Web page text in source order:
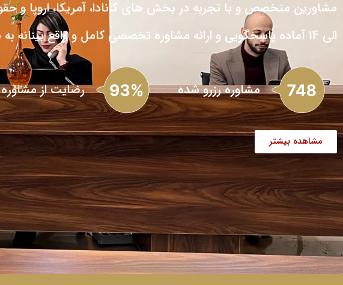
الی 14 آماده پاسخگویی و ارائه مشاوره تخصصی کامل و واقع بینانه به شما متقاضیان ارجمند هستند.
مشاوره رزرو شده رضایت از مشاوره
مشاهده بیشتر